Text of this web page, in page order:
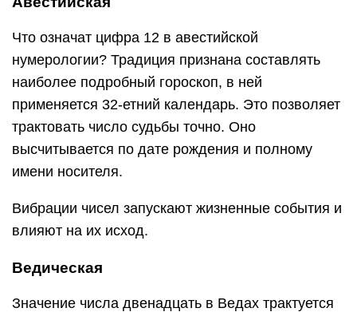
Что означат цифра 12 в авестийской
нумерологии? Традиция признана составлять
наиболее подробный гороскоп, в ней
применяется 32-етний календарь. Это позволяет
трактовать число судьбы точно. Оно
высчитывается по дате рождения и полному
имени носителя.
Вибрации чисел запускают жизненные события и
влияют на их исход.
Ведическая
Значение числа двенадцать в Ведах трактуется